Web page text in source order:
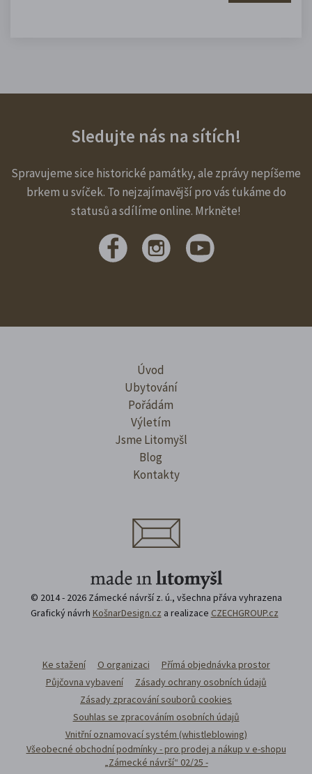
Sledujte nás na sítích!
Spravujeme sice historické památky, ale zprávy nepíšeme
brkem u svíček. To nejzajímavější pro vás ťukáme do
statusů a sdílíme online. Mrkněte!
Úvod
Ubytování
Pořádám
Výletím
Jsme Litomyšl
Blog
Kontakty
© 2014 - 2026 Zámecké návrší z. ú., všechna přáva vyhrazena
Grafický návrh KošnarDesign.cz a realizace CZECHGROUP.cz
Ke stažení O organizaci
Přímá objednávka prostor
Půjčovna vybavení
Zásady ochrany osobních údajů
Zásady zpracování souborů cookies
Souhlas se zpracováním osobních údajů
Vnitřní oznamovací systém (whistleblowing)
Všeobecné obchodní podmínky - pro prodej a nákup v e-shopu
„Zámecké návrší“ 02/25 -